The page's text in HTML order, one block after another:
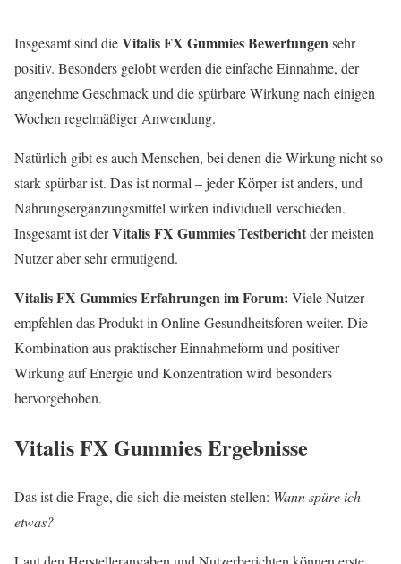
Insgesamt sind dieVitalis FX Gummies Bewertungensehr
positiv. Besonders gelobt werden die einfache Einnahme, der
angenehme Geschmack und die spürbare Wirkung nach einigen
Wochen regelmäßiger Anwendung.
Natürlich gibt es auch Menschen, bei denen die Wirkung nicht so
stark spürbar ist. Das ist normal – jeder Körper ist anders, und
Nahrungsergänzungsmittel wirken individuell verschieden.
Insgesamt ist derVitalis FX Gummies Testberichtder meisten
Nutzer aber sehr ermutigend.
Vitalis FX Gummies Erfahrungen im Forum: Viele Nutzer
empfehlen das Produkt in Online-Gesundheitsforen weiter. Die
Kombination aus praktischer Einnahmeform und positiver
Wirkung auf Energie und Konzentration wird besonders
hervorgehoben.
Vitalis FX Gummies Ergebnisse
Das ist die Frage, die sich die meisten stellen: Wann spüre ich
etwas?